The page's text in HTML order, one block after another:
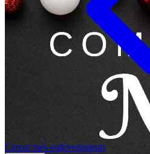
Cercar més esdeveniments